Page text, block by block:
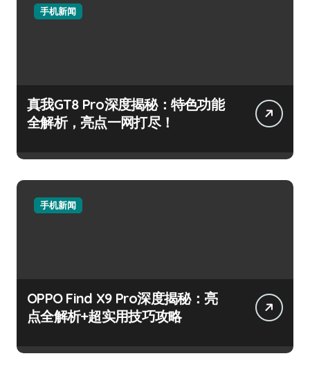
手机新闻
真我GT8 Pro深度揭秘：特色功能
全解析，亮点一网打尽！
手机新闻
OPPO Find X9 Pro深度揭秘：亮
点全解析+超实用技巧攻略